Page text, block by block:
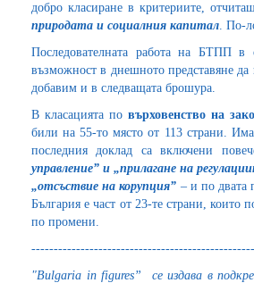
добро класиране в критериите,
природата и социалния капитал. По-
Последователната работа на БТПП
възможност в днешното представяне
добавим и в следващата брошура.
В класацията по върховенство на
били на 55-то място от 113 страни.
последния доклад са включени
управление” и „прилагане на
„отсъствие на корупция” – и по двата
България е част от 23-те страни, които
по промени.
"Bulgaria in figures” се издава в